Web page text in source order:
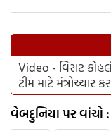
Video - વિરાટ
ટીમ માટે
વેબદુનિયા પર વાંચો :